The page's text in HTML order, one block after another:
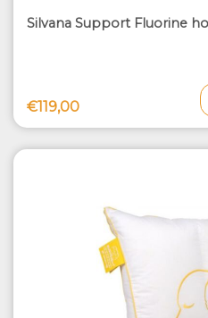
Silvana Support Fluorine
€119,00